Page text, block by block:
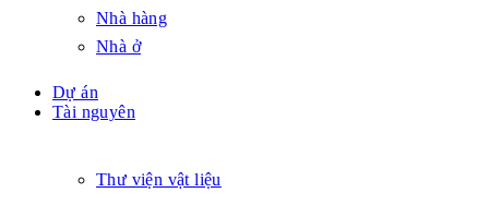
Nhà hàng
Nhà ở
Dự án
Tài nguyên
Thư viện vật liệu